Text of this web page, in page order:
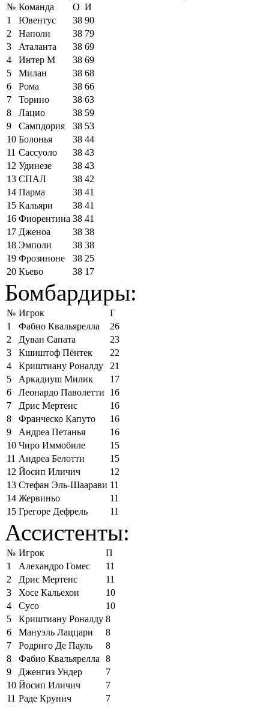
№ Команда О И
1
Ювентус 38 90
2
Наполи 38 79
3
Аталанта 38 69
4
Интер М 38 69
5
Милан 38 68
6
Рома 38 66
7
Торино 38 63
8
Лацио 38 59
9
Сампдория 38 53
10 Болонья 38 44
11 Сассуоло 38 43
12 Удинезе 38 43
13 СПАЛ 38 42
14 Парма 38 41
15 Кальяри 38 41
16 Фиорентина 38 41
17 Дженоа 38 38
18 Эмполи 38 38
19 Фрозиноне 38 25
20 Кьево 38 17
Бомбардиры:
№ Игрок
Г
1
Фабио Квальярелла
26
2
Дуван Сапата
23
3
Кшиштоф Пёнтек
22
4
Криштиану Роналду
21
5
Аркадиуш Милик
17
6
Леонардо Паволетти
16
7
Дрис Мертенс
16
8
Франческо Капуто
16
9
Андреа Петанья
16
10 Чиро Иммобиле
15
11 Андреа Белотти
15
12 Йосип Иличич
12
13 Стефан Эль-Шаарави 11
14 Жервиньо
11
15 Грегоре Дефрель 11
Ассистенты:
№ Игрок
П
1
Алехандро Гомес
11
2
Дрис Мертенс
11
3
Хосе Кальехон
10
4
Сусо
10
5
Криштиану Роналду 8
6
Мануэль Лаццари
8
7
Родриго Де Пауль
8
8
Фабио Квальярелла
8
9
Дженгиз Ундер
7
10 Йосип Иличич
7
11 Раде Крунич
7